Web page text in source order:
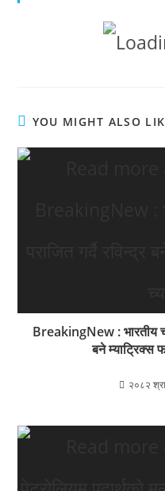
YOU MIGHT ALSO
BreakingNew : भारतीय
बने म्याट्रिक्स
२०८२